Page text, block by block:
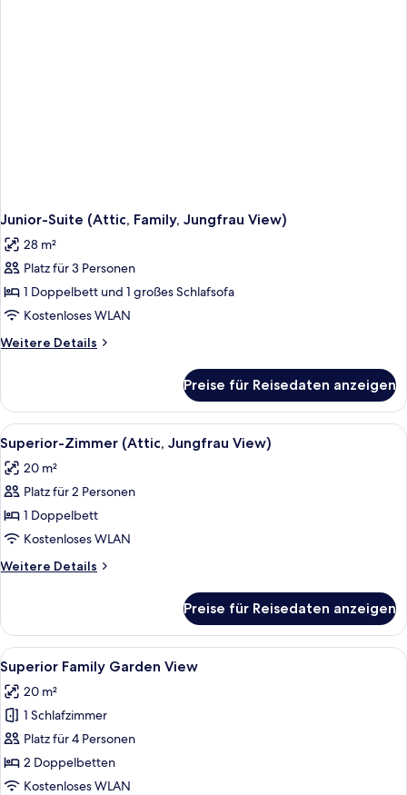
Junior-Suite (Attic, Family, Jungfrau View)
28 m²
Platz für 3 Personen
1 Doppelbett und 1 großes Schlafsofa
Kostenloses WLAN
Weitere Details
Weitere
Suite
(Attic,
Family,
Jungfrau
View)
Preise für Reisedaten anzeigen
Alle
Fotos
für
Superior-
Zimmer
(Attic,
Jungfrau
View)
Kostenlose Toilettenartikel,
6
Superior-Zimmer (Attic, Jungfrau View)
20 m²
Platz für 2 Personen
1 Doppelbett
Kostenloses WLAN
Weitere Details
Weitere
Zimmer
(Attic,
Jungfrau
View)
Preise für Reisedaten anzeigen
Alle
Fotos
für
Superior
Family
Garden
View
Ein Schlafzimmer mit einem großen
6
Superior Family Garden View
20 m²
1 Schlafzimmer
Platz für 4 Personen
2 Doppelbetten
Kostenloses WLAN